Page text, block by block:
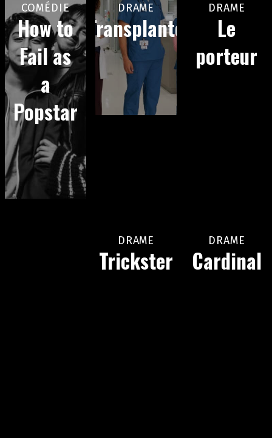
COMÉDIE
How to
Fail as
a
Popstar
DRAME
Transplanté
DRAME
Le
porteur
DRAME
Trickster
DRAME
Cardinal